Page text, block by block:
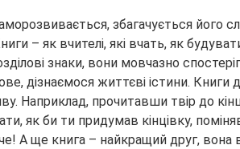
збагачується його
– як вчителі, які вчать, як
знаки, вони мовчазно
дізнаємося життєві істини.
Наприклад, прочитавши твір до
як би ти придумав кінцівку,
А ще книга – найкращий друг, вона